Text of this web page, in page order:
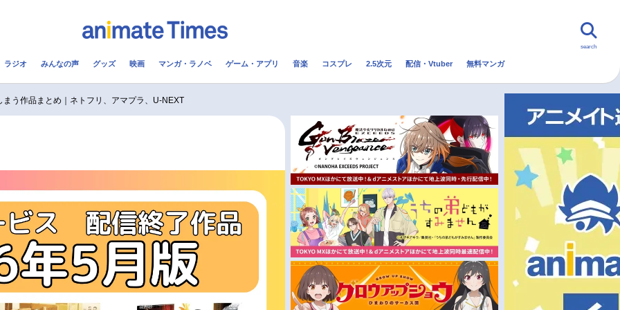
配信・Vtuber トレンド 無料マンガ
実写化映画一覧
男性声優/女性声優一覧
今期アニメ曜日別一覧
春アニメ
夏アニメ
秋アニメ
冬アニメ
FOLLOW US
search
ラジオ みんなの声 グッズ 映画 マンガ・ラノベ ゲーム・アプリ 音楽 コスプレ 2.5次元 配信・Vtuber 無料マンガ
う作品まとめ｜ネトフリ、アマプラ、U-NEXT